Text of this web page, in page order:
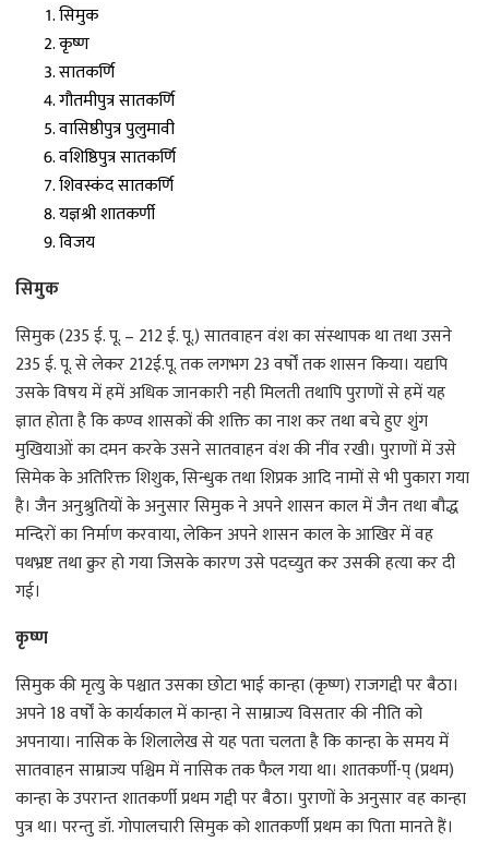
सिमुक
कृष्ण
सातकर्णि
गौतमीपुत्र सातकर्णि
वासिष्ठीपुत्र पुलुमावी
वशिष्ठिपुत्र सातकर्णि
शिवस्कंद सातकर्णि
यज्ञश्री शातकर्णी
विजय
सिमुक
सिमुक (235 ई. पू. – 212 ई. पू.) सातवाहन वंश का संस्थापक था तथा उसने
235 ई. पू. से लेकर 212ई.पू. तक लगभग 23 वर्षों तक शासन किया। यद्यपि
उसके विषय में हमें अधिक जानकारी नही मिलती तथापि पुराणों से हमें यह
ज्ञात होता है कि कण्व शासकों की शक्ति का नाश कर तथा बचे हुए शुंग
मुखियाओं का दमन करके उसने सातवाहन वंश की नींव रखी। पुराणों में उसे
सिमेक के अतिरिक्त शिशुक, सिन्धुक तथा शिप्रक आदि नामों से भी पुकारा गया
है। जैन अनुश्रुतियों के अनुसार सिमुक ने अपने शासन काल में जैन तथा बौद्ध
मन्दिरों का निर्माण करवाया, लेकिन अपने शासन काल के आखिर में वह
पथभ्रष्ट तथा क्रुर हो गया जिसके कारण उसे पदच्युत कर उसकी हत्या कर दी
गई।
कृष्ण
सिमुक की मृत्यु के पश्चात उसका छोटा भाई कान्हा (कृष्ण) राजगद्दी पर बैठा।
अपने 18 वर्षों के कार्यकाल में कान्हा ने साम्राज्य विसतार की नीति को
अपनाया। नासिक के शिलालेख से यह पता चलता है कि कान्हा के समय में
सातवाहन साम्राज्य पश्चिम में नासिक तक फैल गया था। शातकर्णी-प् (प्रथम)
कान्हा के उपरान्त शातकर्णी प्रथम गद्दी पर बैठा। पुराणों के अनुसार वह कान्हा
पुत्र था। परन्तु डॉ. गोपालचारी सिमुक को शातकर्णी प्रथम का पिता मानते हैं।